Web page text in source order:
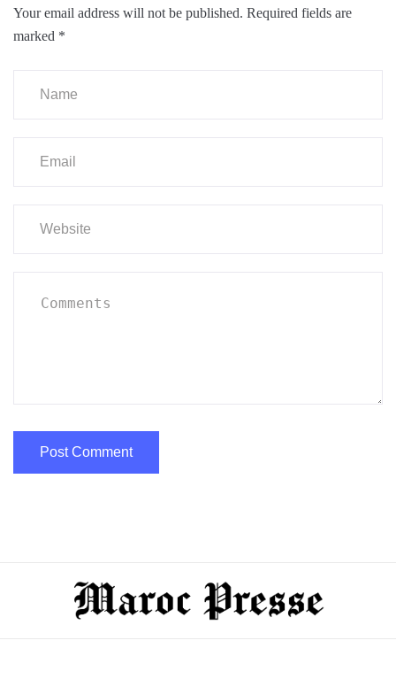
Your email address will not be published. Required fields are
marked *